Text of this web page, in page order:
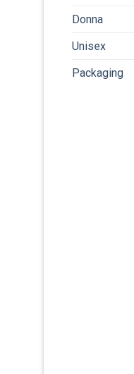
Donna
Unisex
Packaging